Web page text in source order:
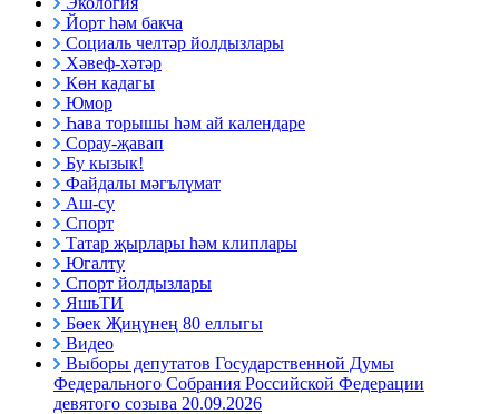
Йорт һәм бакча
Социаль челтәр йолдызлары
Хәвеф-хәтәр
Көн кадагы
Юмор
Һава торышы һәм ай календаре
Сорау-җавап
Бу кызык!
Файдалы мәгълүмат
Аш-су
Спорт
Татар җырлары һәм клиплары
Югалту
Спорт йолдызлары
ЯшьТИ
Бөек Җиңүнең 80 еллыгы
Видео
Выборы депутатов Государственной Думы
Федерального Собрания Российской Федерации
девятого созыва 20.09.2026